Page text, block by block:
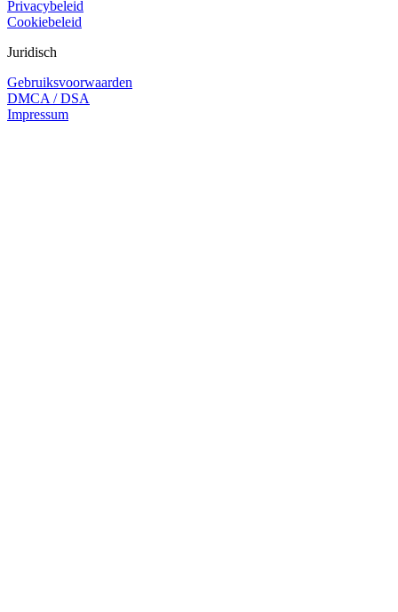
Privacybeleid
Cookiebeleid
Juridisch
Gebruiksvoorwaarden
DMCA / DSA
Impressum